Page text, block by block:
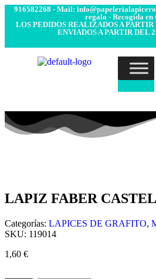
916582268 - Mail:
regalo - Recogida en
LOS PEDIDOS REALIZADOS A
ENVIADOS A PARTIR DEL
LAPIZ FABER
Categorías: LAPICES DE GRAFITO,
SKU: 119014
1,60 €